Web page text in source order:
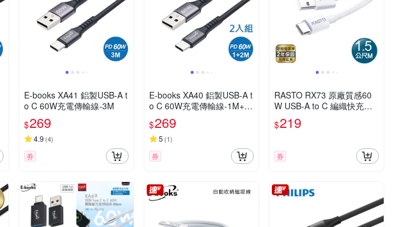
E-books XA41 鋁製USB-A t
o C 60W充電傳輸線-3M
$269
4.9 (4)
券
E-books XA40 鋁製USB-A t
o C 60W充電傳輸線-1M+2
M
$269
5 (1)
券
RASTO RX73 原廠質感60
W USB-A to C 編織快充傳
輸線-1.5M
$219
券